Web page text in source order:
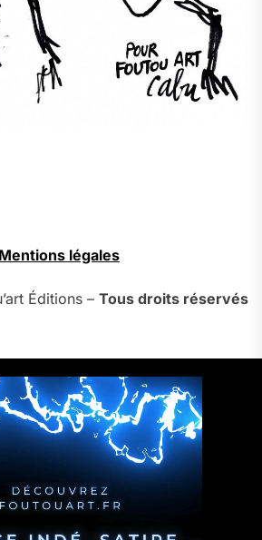
Mentions légales
Éditions – Tous droits réservés